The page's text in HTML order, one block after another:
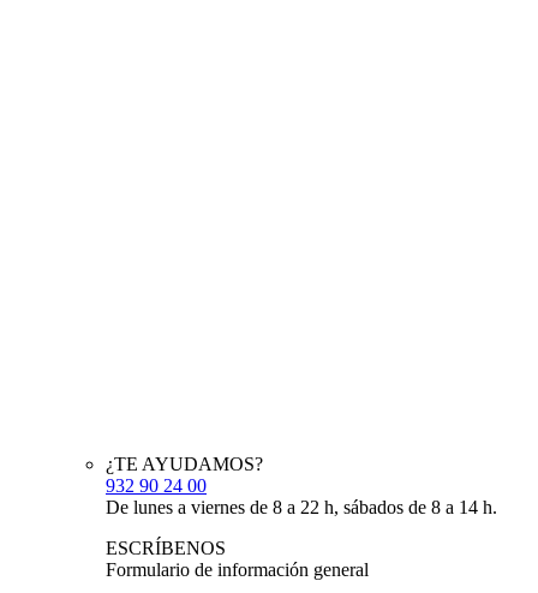
¿TE AYUDAMOS?
932 90 24 00
De lunes a viernes de 8 a 22 h, sábados de 8 a 14 h.
ESCRÍBENOS
Formulario de información general